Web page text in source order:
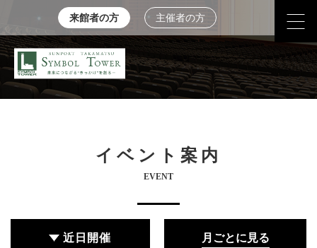
来館者の方 主催者の方
イベント案内
EVENT
近日開催 月ごとに見る